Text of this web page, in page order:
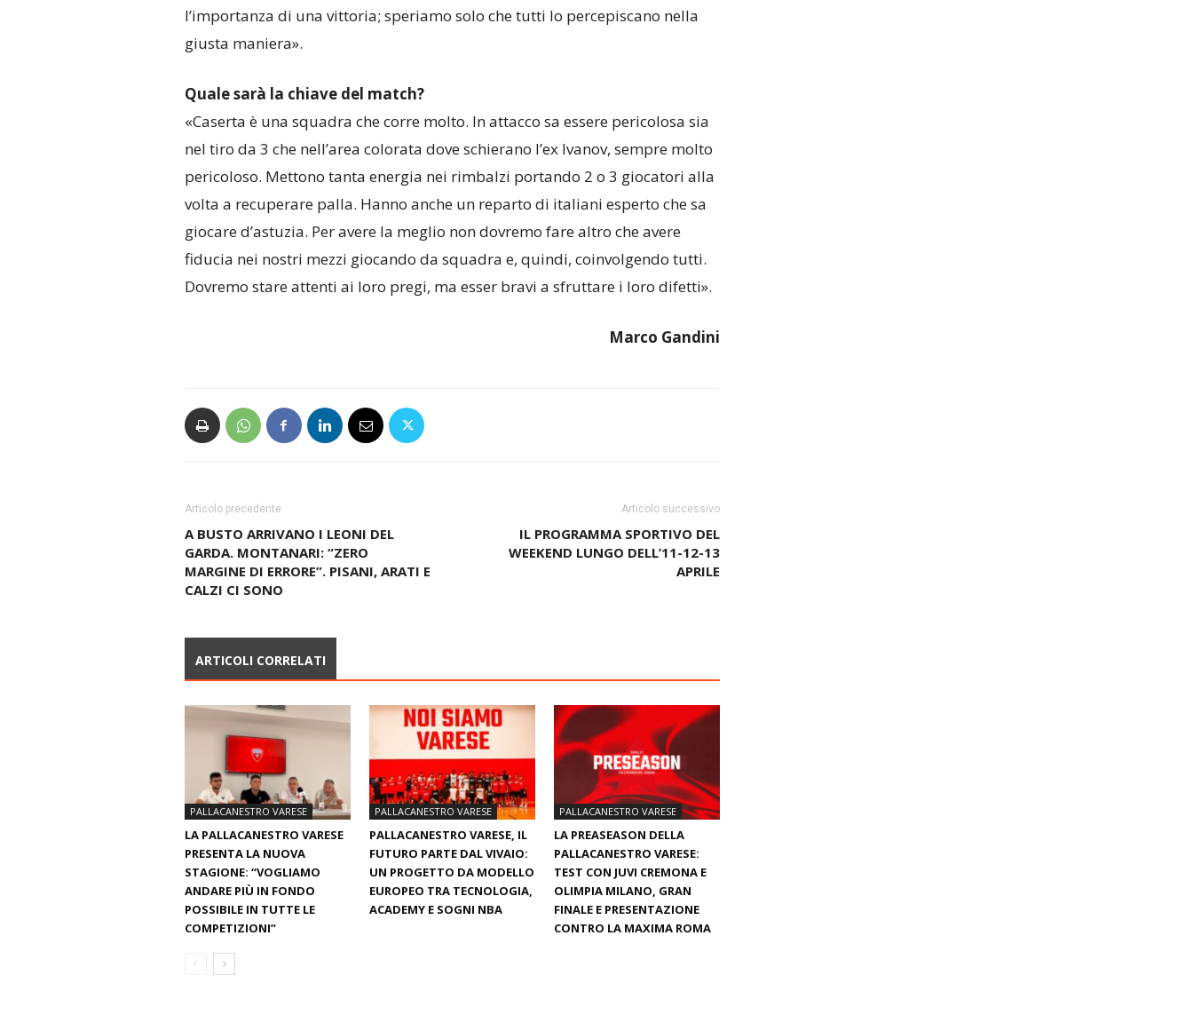
l’importanza di una vittoria; speriamo solo che tutti lo percepiscano nella
giusta maniera».
Quale sarà la chiave del match?
«Caserta è una squadra che corre molto. In attacco sa essere pericolosa sia
nel tiro da 3 che nell’area colorata dove schierano l’ex Ivanov, sempre molto
pericoloso. Mettono tanta energia nei rimbalzi portando 2 o 3 giocatori alla
volta a recuperare palla. Hanno anche un reparto di italiani esperto che sa
giocare d’astuzia. Per avere la meglio non dovremo fare altro che avere
fiducia nei nostri mezzi giocando da squadra e, quindi, coinvolgendo tutti.
Dovremo stare attenti ai loro pregi, ma esser bravi a sfruttare i loro difetti».
Marco Gandini
Articolo precedente
A BUSTO ARRIVANO I LEONI DEL
GARDA. MONTANARI: “ZERO
MARGINE DI ERRORE”. PISANI, ARATI E
CALZI CI SONO
Articolo successivo
IL PROGRAMMA SPORTIVO DEL
WEEKEND LUNGO DELL’11-12-13
APRILE
ARTICOLI CORRELATI
PALLACANESTRO VARESE
LA PALLACANESTRO VARESE
PRESENTA LA NUOVA
STAGIONE: “VOGLIAMO
ANDARE PIÙ IN FONDO
POSSIBILE IN TUTTE LE
COMPETIZIONI”
PALLACANESTRO VARESE
PALLACANESTRO VARESE, IL
FUTURO PARTE DAL VIVAIO:
UN PROGETTO DA MODELLO
EUROPEO TRA TECNOLOGIA,
ACADEMY E SOGNI NBA
PALLACANESTRO VARESE
LA PREASEASON DELLA
PALLACANESTRO VARESE:
TEST CON JUVI CREMONA E
OLIMPIA MILANO, GRAN
FINALE E PRESENTAZIONE
CONTRO LA MAXIMA ROMA